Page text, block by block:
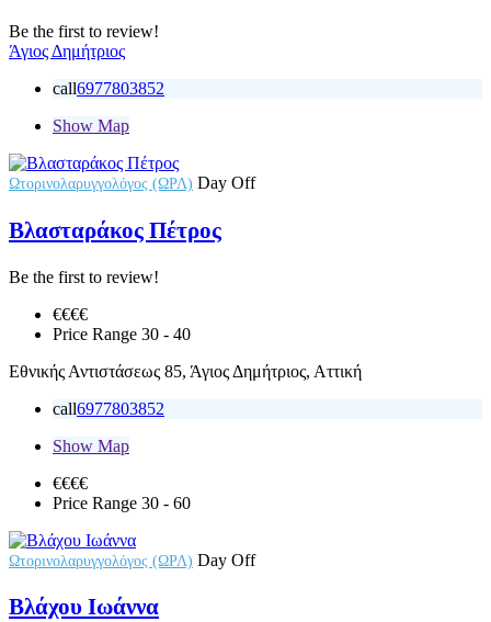
Be the first to review!
Άγιος Δημήτριος
call6977803852
Show Map
Ωτορινολαρυγγολόγος (ΩΡΛ) Day Off
Βλασταράκος Πέτρος
Be the first to review!
€€€€
Price Range 30 - 40
Εθνικής Αντιστάσεως 85, Άγιος Δημήτριος, Αττική
call6977803852
Show Map
€€€€
Price Range 30 - 60
Ωτορινολαρυγγολόγος (ΩΡΛ) Day Off
Βλάχου Ιωάννα